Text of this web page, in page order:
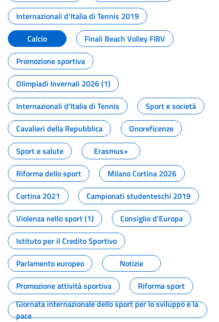
Internazionali d'Italia di Tennis 2019
Calcio
Finali Beach Volley FIBV
Promozione sportiva
Olimpiadi Invernali 2026 (1)
Internazionali d'Italia di Tennis
Sport e società
Cavalieri della Repubblica
Onoreficenze
Sport e salute
Erasmus+
Riforma dello sport
Milano Cortina 2026
Cortina 2021
Campionati studenteschi 2019
Violenza nello sport (1)
Consiglio d'Europa
Istituto per il Credito Sportivo
Parlamento europeo
Notizie
Promozione attività sportiva
Riforma sport
Giornata internazionale dello sport per lo sviluppo e la
pace